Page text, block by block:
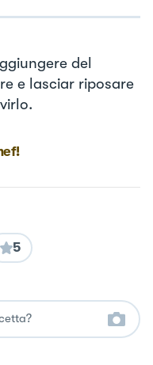
del
e lasciar riposare
5